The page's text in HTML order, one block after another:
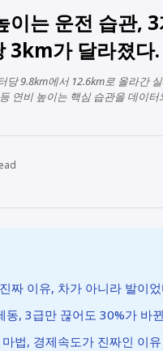
이는 운전 습관,
3km가 달라졌다.
당 9.8km에서 12.6km로 올라간
연비 높이는 핵심 습관을 데이
짜 이유, 차가 아니라 발이
동, 3급만 끊어도 30%가 바
법, 경제속도가 진짜인 이유